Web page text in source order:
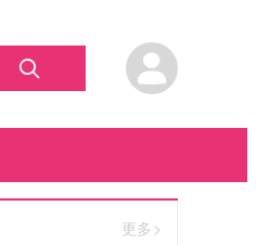
更多>